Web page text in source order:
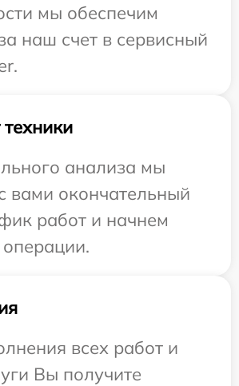
мы обеспечим
наш счет в сервисный
анализа мы
вами окончательный
работ и начнем
всех работ и
Вы получите